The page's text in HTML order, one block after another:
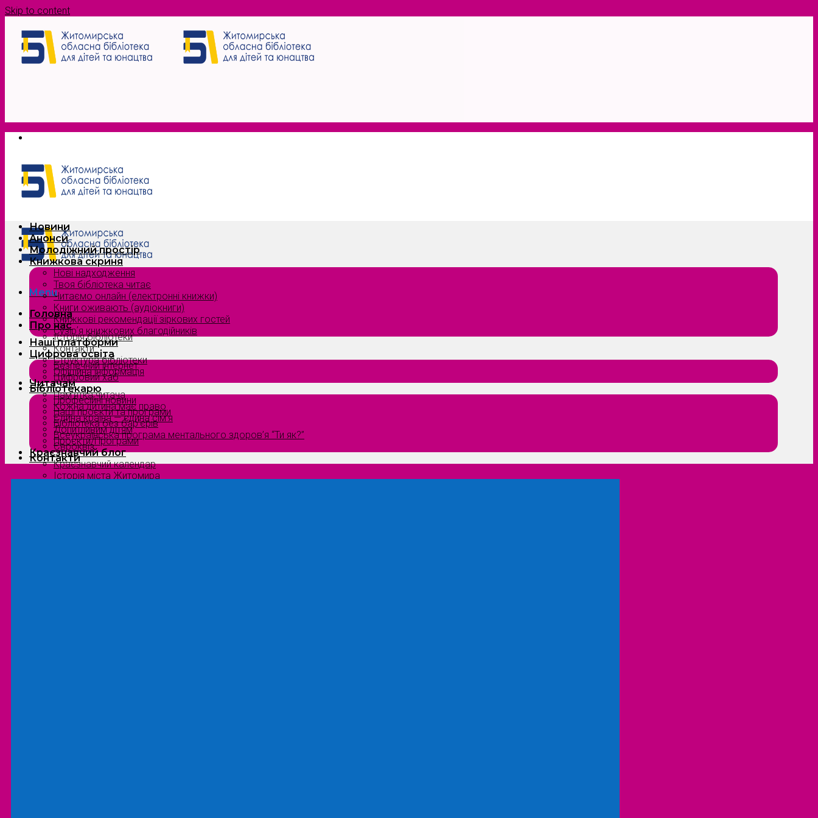
Skip to content
Menu
Головна
Про нас
Історія бібліотеки
Контакти
Структура бібліотеки
Офіційна інформація
Читачам
Пам’ятка читача
Кожна дитина має право
Єдина країна — єдина сім’я
Допитливим дітям
Проєкти/Програми
Краєзнавчий блог
Краєзнавчий календар
Історія міста Житомира
Новини
Анонси
Молодіжний простір
Книжкова скриня
Нові надходження
Твоя бібліотека читає
Читаємо онлайн (електронні книжки)
Книги оживають (аудіокниги)
Книжкові рекомендації зіркових гостей
Сузірʼя книжкових благодійників
Наші платформи
Цифрова освіта
Безпечний інтернет
Цифровий хаб
Бібліотекарю
Професійні новини
Наші проєкти та програми
Бібліотека без бар’єрів
Всеукраїнська програма ментального здоров’я “Ти як?”
Євроквіз
Контакти